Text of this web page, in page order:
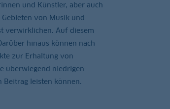
und Künstler, aber auch
von Musik und
verwirklichen. Auf diesem
hinaus können nach
zur Erhaltung von
überwiegend niedrigen
Beitrag leisten können.